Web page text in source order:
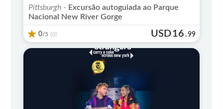
Pittsburgh - Excursão autoguiada ao Parque
Nacional New River Gorge
0/5 (0) USD16 .99